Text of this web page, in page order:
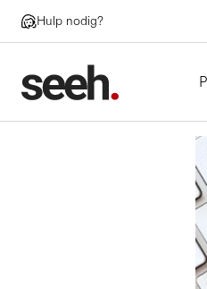
Hulp nodig?